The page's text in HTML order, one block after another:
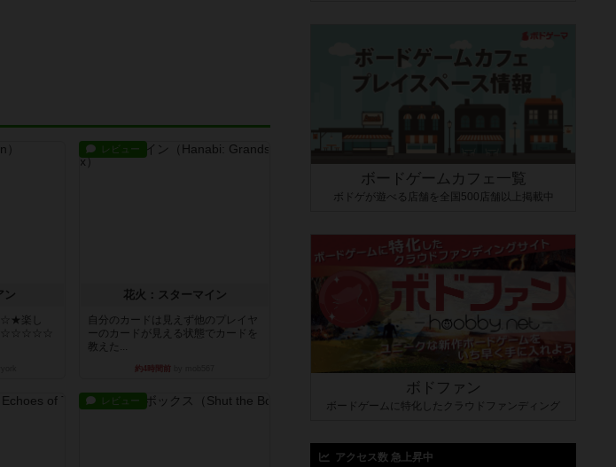
ン
楽し
☆☆☆☆☆
レビュー
花火：スターマイン
自分のカードは見えず他のプレイヤ
ーのカードが見える状態でカードを
教えた...
約4時間前
レビュー
ボードゲームカフェ一覧
ボドゲが遊べる店舗を全国500店舗以上掲載中
ボドファン
ボードゲームに特化したクラウドファンディング
アクセス数 急上昇中